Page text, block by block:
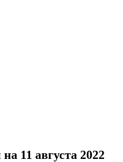
11 августа 2022